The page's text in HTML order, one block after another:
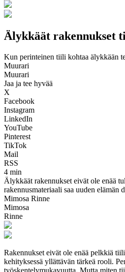
Älykkäät rakennukset
Kun perinteinen tiili kohtaa älykkään
Muurari
Muurari
Jaa ja tee hyvää
X
Facebook
Instagram
LinkedIn
YouTube
Pinterest
TikTok
Mail
RSS
4 min
Älykkäät rakennukset eivät ole enää
rakennusmateriaali saa uuden elämän
Mimosa Rinne
Mimosa
Rinne
Rakennukset eivät ole enää pelkkiä
kehityksessä yllättävän tärkeä rooli.
työskentelymukavuutta. Mutta miten